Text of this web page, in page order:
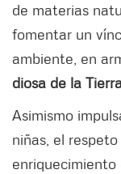
de materias
fomentar un
ambiente, en
diosa de la
Asimismo
niñas, el